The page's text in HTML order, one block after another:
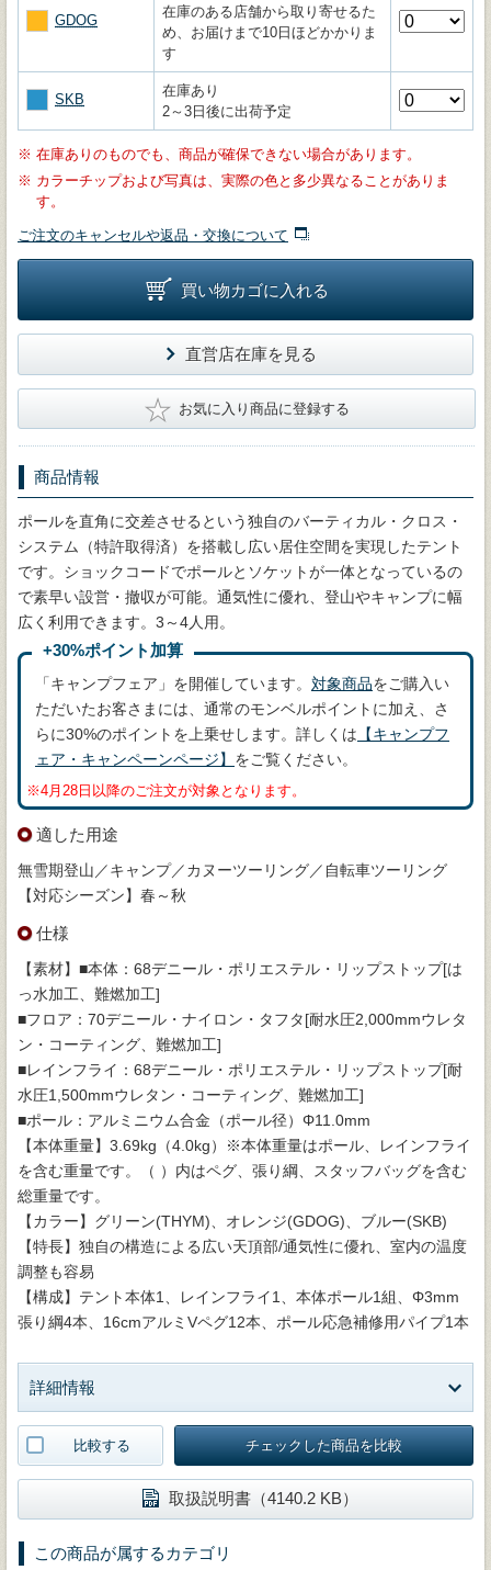
GDOG
在庫のある店舗から取り寄せるた
め、お届けまで10日ほどかかりま
す
SKB
在庫あり
2～3日後に出荷予定
※ 在庫ありのものでも、商品が確保できない場合があります。
※ カラーチップおよび写真は、実際の色と多少異なることがありま
す。
ご注文のキャンセルや返品・交換について
買い物カゴに入れる
直営店在庫を見る
★ お気に入り商品に登録する
商品情報
ポールを直角に交差させるという独自のバーティカル・クロス・
システム（特許取得済）を搭載し広い居住空間を実現したテント
です。ショックコードでポールとソケットが一体となっているの
で素早い設営・撤収が可能。通気性に優れ、登山やキャンプに幅
広く利用できます。3～4人用。
+30%ポイント加算
「キャンプフェア」を開催しています。 対象商品をご購入い
ただいたお客さまには、通常のモンベルポイントに加え、さ
らに30%のポイントを上乗せします。詳しくは 【キャンプフ
ェア・キャンペーンページ】 をご覧ください。
※4月28日以降のご注文が対象となります。
適した用途
無雪期登山／キャンプ／カヌーツーリング／自転車ツーリング
【対応シーズン】春～秋
仕様
【素材】■本体：68デニール・ポリエステル・リップストップ[は
っ水加工、難燃加工]
■フロア：70デニール・ナイロン・タフタ[耐水圧2,000mmウレタ
ン・コーティング、難燃加工]
■レインフライ：68デニール・ポリエステル・リップストップ[耐
水圧1,500mmウレタン・コーティング、難燃加工]
■ポール：アルミニウム合金（ポール径）Φ11.0mm
【本体重量】3.69kg（4.0kg）※本体重量はポール、レインフライ
を含む重量です。（ ）内はペグ、張り綱、スタッフバッグを含む
総重量です。
【カラー】グリーン(THYM)、オレンジ(GDOG)、ブルー(SKB)
【特長】独自の構造による広い天頂部/通気性に優れ、室内の温度
調整も容易
【構成】テント本体1、レインフライ1、本体ポール1組、Φ3mm
張り綱4本、16cmアルミVペグ12本、ポール応急補修用パイプ1本
詳細情報
比較する チェックした商品を比較
取扱説明書（4140.2 KB）
この商品が属するカテゴリ